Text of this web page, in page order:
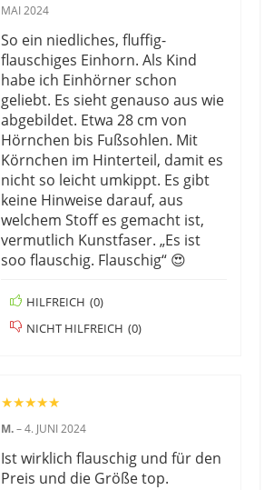
MAI 2024
So ein niedliches, fluffig-
flauschiges Einhorn. Als Kind
habe ich Einhörner schon
geliebt. Es sieht genauso aus wie
abgebildet. Etwa 28 cm von
Hörnchen bis Fußsohlen. Mit
Körnchen im Hinterteil, damit es
nicht so leicht umkippt. Es gibt
keine Hinweise darauf, aus
welchem Stoff es gemacht ist,
vermutlich Kunstfaser. „Es ist
soo flauschig. Flauschig“ 😍
HILFREICH (0)
NICHT HILFREICH (0)
★★★★★
M.–4. JUNI 2024
Ist wirklich flauschig und für den
Preis und die Größe top.